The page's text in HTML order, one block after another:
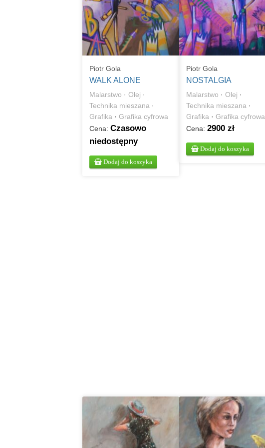
Piotr Gola
WALK ALONE
Malarstwo · Olej ·
Technika mieszana ·
Grafika · Grafika cyfrowa
Cena: Czasowo
niedostępny
Dodaj do koszyka
Piotr Gola
NOSTALGIA
Malarstwo ·Olej ·
Technika mieszana ·
Grafika · Grafika cyfrowa
Cena:2900 zł
Dodaj do koszyka